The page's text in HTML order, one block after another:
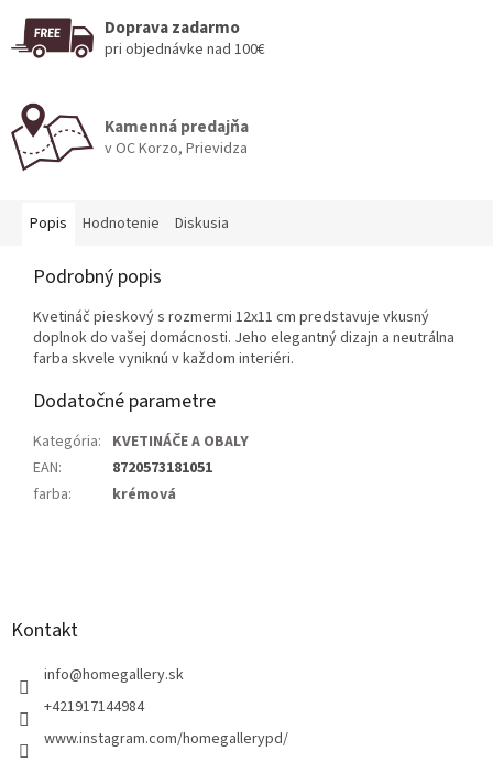
Doprava zadarmo
pri objednávke nad 100€
Kamenná predajňa
v OC Korzo, Prievidza
Popis Hodnotenie Diskusia
Podrobný popis
Kvetináč pieskový s rozmermi 12x11 cm predstavuje vkusný
doplnok do vašej domácnosti. Jeho elegantný dizajn a neutrálna
farba skvele vyniknú v každom interiéri.
Dodatočné parametre
Kategória: KVETINÁČE A OBALY
EAN:
8720573181051
farba: krémová
Kontakt
info@homegallery.sk
+421917144984
www.instagram.com/homegallerypd/